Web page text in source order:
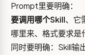
Prompt里要明确：
要调用哪个Skill、它
哪里来、格式要求是
同时要明确：Skill输